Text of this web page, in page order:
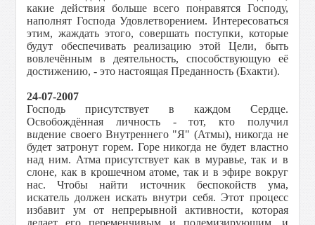
какие действия больше всего понравятся Господу,
наполнят Господа Удовлетворением. Интересоваться
этим, жаждать этого, совершать поступки, которые
будут обеспечивать реализацию этой Цели, быть
вовлечённым в деятельность, способствующую её
достижению, - это настоящая Преданность (Бхакти).
24-07-2007
Господь присутствует в каждом Сердце.
Освобождённая личность - тот, кто получил
видение своего Внутреннего "Я" (Атмы), никогда не
будет затронут горем. Горе никогда не будет властно
над ним. Атма присутствует как в муравье, так и в
слоне, как в крошечном атоме, так и в эфире вокруг
нас. Чтобы найти источник беспокойств ума,
искатель должен искать внутри себя. Этот процесс
избавит ум от непрерывной активности, которая
делает его переменчивым и полемизирующим, и